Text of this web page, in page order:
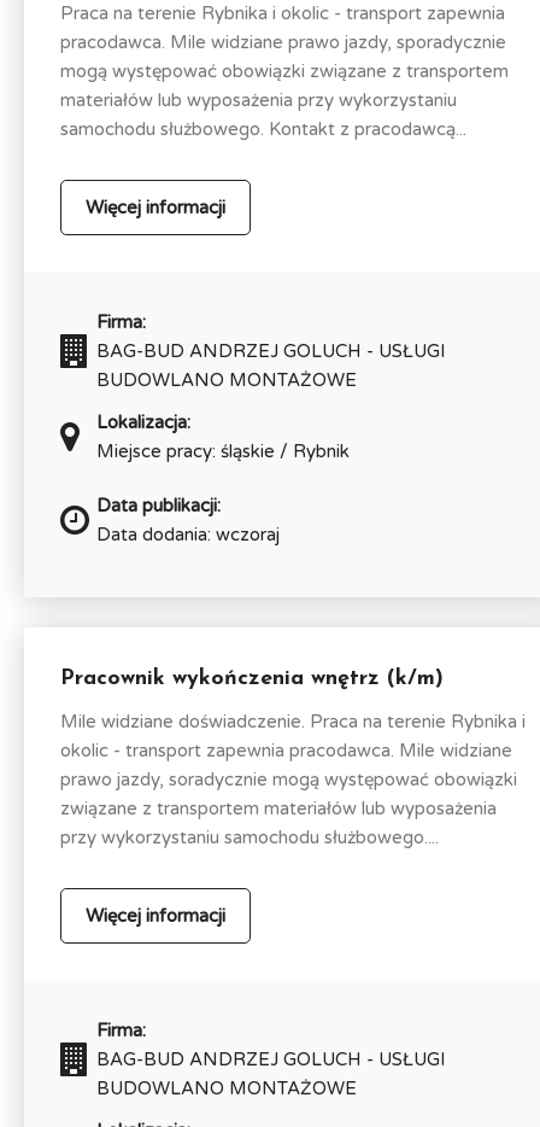
Praca na terenie Rybnika i okolic - transport zapewnia
pracodawca. Mile widziane prawo jazdy, sporadycznie
mogą występować obowiązki związane z transportem
materiałów lub wyposażenia przy wykorzystaniu
samochodu służbowego. Kontakt z pracodawcą...
Więcej informacji
Firma:
BAG-BUD ANDRZEJ GOLUCH - USŁUGI
BUDOWLANO MONTAŻOWE
Lokalizacja:
Miejsce pracy: śląskie / Rybnik
Data publikacji:
Data dodania: wczoraj
Pracownik wykończenia wnętrz (k/m)
Mile widziane doświadczenie. Praca na terenie Rybnika i
okolic - transport zapewnia pracodawca. Mile widziane
prawo jazdy, soradycznie mogą występować obowiązki
związane z transportem materiałów lub wyposażenia
przy wykorzystaniu samochodu służbowego....
Więcej informacji
Firma:
BAG-BUD ANDRZEJ GOLUCH - USŁUGI
BUDOWLANO MONTAŻOWE